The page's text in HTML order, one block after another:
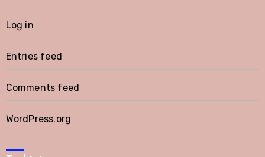
Log in
Entries feed
Comments feed
WordPress.org